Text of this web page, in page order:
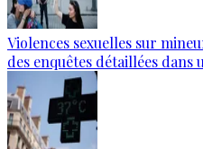
Violences sexuelles sur
des enquêtes détaillées